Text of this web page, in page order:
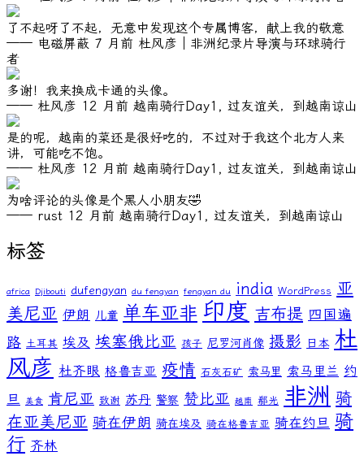
了不起呀了不起，无意中发现这个专属博客，献上我的敬意
—— 电磁屏蔽 7 月前 杜风彦｜非洲纪录片导演与环球骑行
者
多谢！我来换成卡通的头像。
—— 杜风彦 12 月前 越南骑行Day1, 过友谊关，到越南谅山
是的呢，越南的菜还是很好吃的，不过对于我这个北方人来
讲，可能吃不饱。
—— 杜风彦 12 月前 越南骑行Day1, 过友谊关，到越南谅山
为啥评论的头像是个黑人小朋友🤣
—— rust 12 月前 越南骑行Day1, 过友谊关，到越南谅山
标签
africa Djibouti dufengyan du fengyan fengyan du india WordPress 亚
美尼亚 伊朗 儿童 单车亚非 印度 吉布提 四国遍
路 土耳其 埃及 埃塞俄比亚 孩子 尼罗河肖像 摄影 日本 杜
风彦 杜齐眼 格鲁吉亚 疫情 石灰石矿 索马里 索马里兰 约
旦
美食 肯尼亚 致谢 苏丹 警察 赞比亚 越南 郗光 非洲 骑
在亚美尼亚 骑在伊朗 骑在埃及 骑在格鲁吉亚 骑在约旦 骑
行 齐林